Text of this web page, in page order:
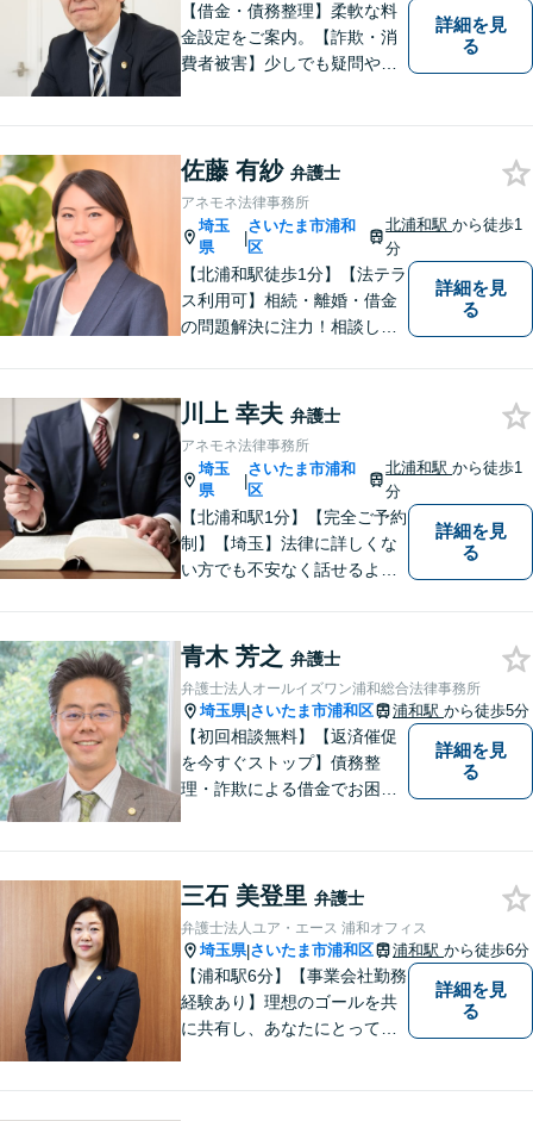
【借金・債務整理】柔軟な料
金設定をご案内。【詐欺・消
費者被害】少しでも疑問や不
【刑事事件】スピーディーな
接見を重視！少年事件は子ど
もたちの将来を見据えてサポ
ート。
詳細を見
る
佐藤 有紗 弁護士
アネモネ法律事務所
埼玉
県
|
さいたま市浦和
区
北浦和駅から徒歩1
分
【北浦和駅徒歩1分】【法テラ
ス利用可】相続・離婚・借金
の問題解決に注力！相談して
具体的なアドバイスを行うよ
う心がけております。 新たな
人生の第一歩を全力でサポー
トいたしますので、ぜひご相
談ください。
詳細を見
る
川上 幸夫 弁護士
アネモネ法律事務所
埼玉
県
|
さいたま市浦和
区
北浦和駅から徒歩1
分
【北浦和駅1分】【完全ご予約
制】【埼玉】法律に詳しくな
い方でも不安なく話せるよ
く感じがちな法律問題も、少
しずつ一緒に整理していきま
しょう。
詳細を見
る
青木 芳之 弁護士
弁護士法人オールイズワン浦和総合法律事務所
埼玉県|さいたま市浦和区 浦和駅 から徒歩5分
【初回相談無料】【返済催促
を今すぐストップ】債務整
理・詐欺による借金でお困り
駅5分】【プライバシー配慮】
【平日22時・土日祝20時ま
で】【弁護士歴10年以上】
詳細を見
る
三石 美登里 弁護士
弁護士法人ユア・エース 浦和オフィス
埼玉県|さいたま市浦和区 浦和駅 から徒歩6分
【浦和駅6分】【事業会社勤務
経験あり】理想のゴールを共
に共有し、あなたにとって最
詳細を見
る